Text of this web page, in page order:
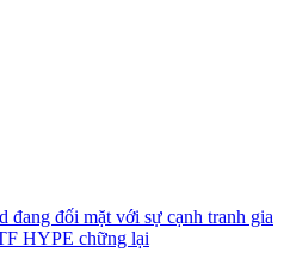
đang đối mặt với sự cạnh tranh gia
HYPE chững lại